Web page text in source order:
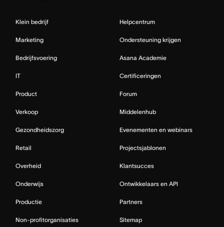
Klein bedrijf
Marketing
Bedrijfsvoering
IT
Product
Verkoop
Gezondheidszorg
Retail
Overheid
Onderwijs
Productie
Non-profitorganisaties
Helpcentrum
Ondersteuning krijgen
Asana Academie
Certificeringen
Forum
Middelenhub
Evenementen en webinars
Projectsjablonen
Klantsucces
Ontwikkelaars en API
Partners
Sitemap